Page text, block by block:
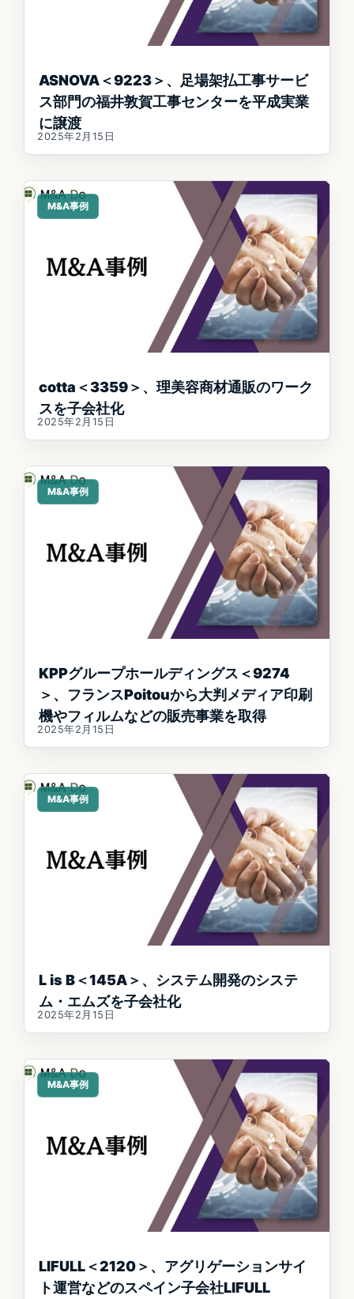
ASNOVA＜9223＞、足場架払工事サービ
ス部門の福井敦賀工事センターを平成実業
に譲渡
2025年2月15日
M&A事例
cotta＜3359＞、理美容商材通販のワーク
スを子会社化
2025年2月15日
M&A事例
KPPグループホールディングス＜9274
＞、フランスPoitouから大判メディア印刷
機やフィルムなどの販売事業を取得
2025年2月15日
M&A事例
L is B＜145A＞、システム開発のシステ
ム・エムズを子会社化
2025年2月15日
M&A事例
LIFULL＜2120＞、アグリゲーションサイ
ト運営などのスペイン子会社LIFULL